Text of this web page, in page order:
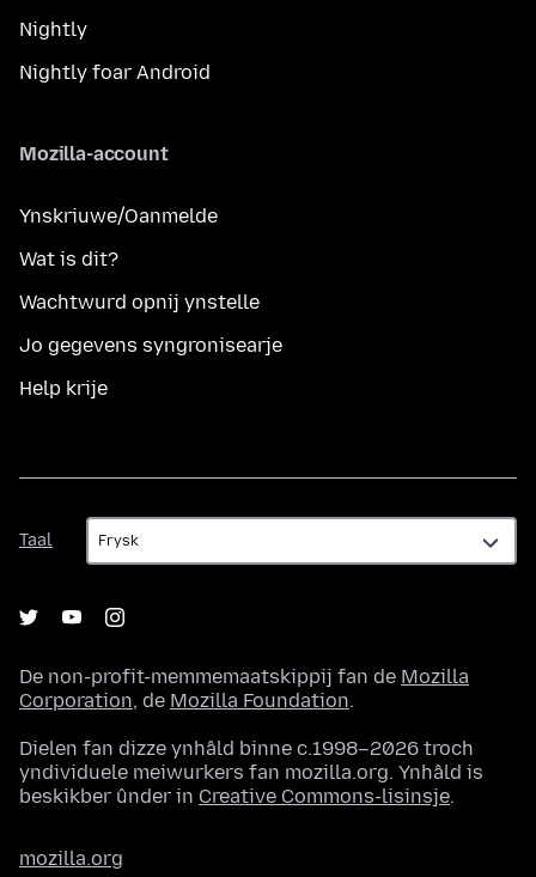
Nightly
Nightly foar Android
Mozilla-account
Ynskriuwe/Oanmelde
Wat is dit?
Wachtwurd opnij ynstelle
Jo gegevens syngronisearje
Help krije
Taal
Taal
De non-profit-memmemaatskippij fan de Mozilla
Corporation, de Mozilla Foundation.
Dielen fan dizze ynhâld binne c.1998–2026 troch
yndividuele meiwurkers fan mozilla.org. Ynhâld is
beskikber ûnder in Creative Commons-lisinsje.
mozilla.org